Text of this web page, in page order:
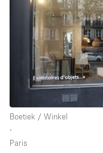
Boetiek / Winkel
∙
Paris